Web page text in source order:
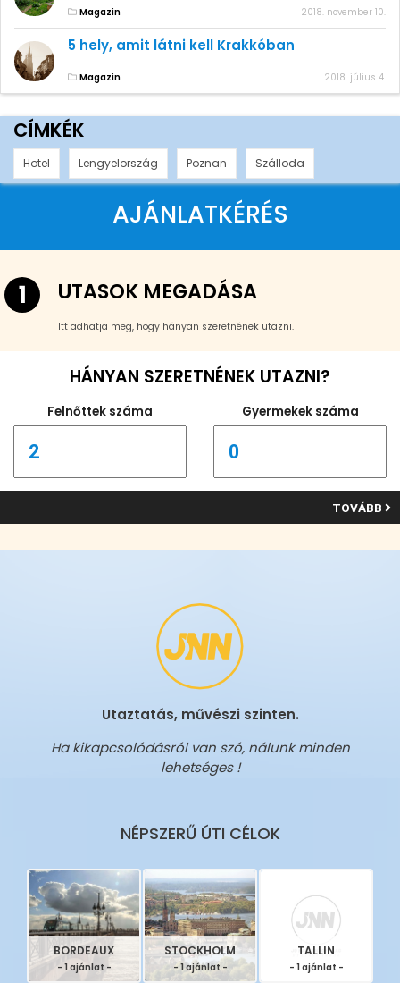
Magazin 2018. november 10.
5 hely, amit látni kell Krakkóban
Magazin 2018. július 4.
CÍMKÉK
Hotel Lengyelország Poznan Szálloda
AJÁNLATKÉRÉS
1 UTASOK MEGADÁSA
Itt adhatja meg, hogy hányan szeretnének utazni.
HÁNYAN SZERETNÉNEK UTAZNI?
Felnőttek száma Gyermekek száma
TOVÁBB
Utaztatás, művészi szinten.
Ha kikapcsolódásról van szó, nálunk minden
lehetséges !
NÉPSZERŰ ÚTI CÉLOK
BORDEAUX
- 1 ajánlat -
STOCKHOLM
- 1 ajánlat -
TALLIN
- 1 ajánlat -